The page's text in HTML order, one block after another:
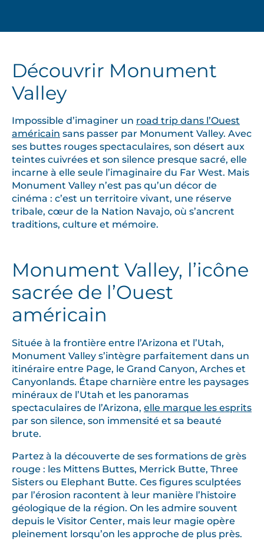
Découvrir Monument
Valley
Impossible d’imaginer un road trip dans l’Ouest
américain sans passer par Monument Valley. Avec
ses buttes rouges spectaculaires, son désert aux
teintes cuivrées et son silence presque sacré, elle
incarne à elle seule l’imaginaire du Far West. Mais
Monument Valley n’est pas qu’un décor de
cinéma : c’est un territoire vivant, une réserve
tribale, cœur de la Nation Navajo, où s’ancrent
traditions, culture et mémoire.
Monument Valley, l’icône
sacrée de l’Ouest
américain
Située à la frontière entre l’Arizona et l’Utah,
Monument Valley s’intègre parfaitement dans un
itinéraire entre Page, le Grand Canyon, Arches et
Canyonlands. Étape charnière entre les paysages
minéraux de l’Utah et les panoramas
spectaculaires de l’Arizona, elle marque les esprits
par son silence, son immensité et sa beauté
brute.
Partez à la découverte de ses formations de grès
rouge : les Mittens Buttes, Merrick Butte, Three
Sisters ou Elephant Butte. Ces figures sculptées
par l’érosion racontent à leur manière l’histoire
géologique de la région. On les admire souvent
depuis le Visitor Center, mais leur magie opère
pleinement lorsqu’on les approche de plus près.